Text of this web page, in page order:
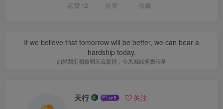
点赞 12 分享 收藏
If we believe that tomorrow will be better, we can bear a
hardship today.
如果我们相信明天会更好，今天就能承受艰辛
天行 关注